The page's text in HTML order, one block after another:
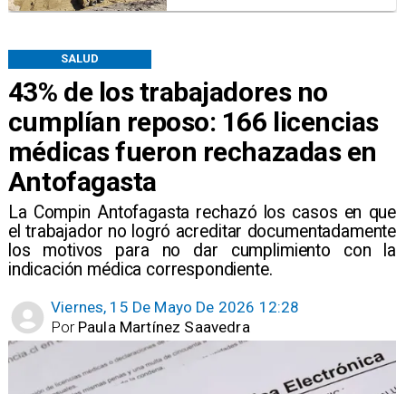
43% de los trabajadores no
cumplían reposo: 166 licencias
médicas fueron rechazadas en
Antofagasta
La Compin Antofagasta rechazó los casos en que
el trabajador no logró acreditar documentadamente
los motivos para no dar cumplimiento con la
indicación médica correspondiente.
SALUD
Viernes, 15 De Mayo De 2026 12:28
Paula Martínez Saavedra
Por